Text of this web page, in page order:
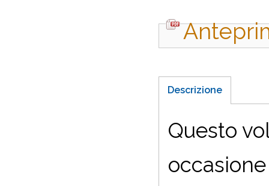
Descrizione
Questo